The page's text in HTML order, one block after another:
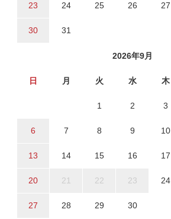
23 24 25 26 27
30 31
2026年9月
日 月 火 水 木
1 2 3
6 7 8 9 10
13 14 15 16 17
20 21 22 23 24
27 28 29 30